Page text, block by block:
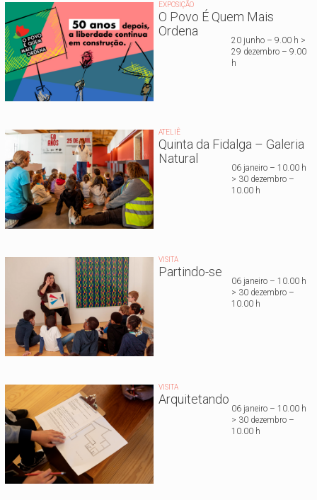
EXPOSIÇÃO
O Povo É Quem Mais
Ordena
20 junho – 9.00 h >
29 dezembro – 9.00
h
ATELIÊ
Quinta da Fidalga – Galeria
Natural
06 janeiro – 10.00 h
> 30 dezembro –
10.00 h
VISITA
Partindo-se
06 janeiro – 10.00 h
> 30 dezembro –
10.00 h
VISITA
Arquitetando
06 janeiro – 10.00 h
> 30 dezembro –
10.00 h